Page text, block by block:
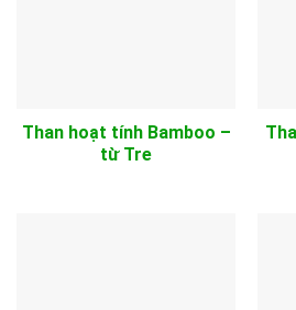
Than hoạt tính Bamboo –
từ Tre